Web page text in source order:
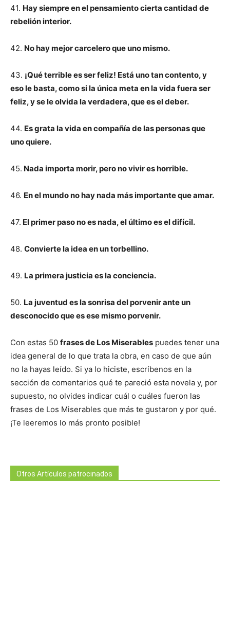
41. Hay siempre en el pensamiento cierta cantidad de
rebelión interior.
42. No hay mejor carcelero que uno mismo.
43. ¡Qué terrible es ser feliz! Está uno tan contento, y
eso le basta, como si la única meta en la vida fuera ser
feliz, y se le olvida la verdadera, que es el deber.
44. Es grata la vida en compañía de las personas que
uno quiere.
45. Nada importa morir, pero no vivir es horrible.
46. En el mundo no hay nada más importante que amar.
47. El primer paso no es nada, el último es el difícil.
48. Convierte la idea en un torbellino.
49. La primera justicia es la conciencia.
50. La juventud es la sonrisa del porvenir ante un
desconocido que es ese mismo porvenir.
Con estas 50 frases de Los Miserables puedes tener una
idea general de lo que trata la obra, en caso de que aún
no la hayas leído. Si ya lo hiciste, escríbenos en la
sección de comentarios qué te pareció esta novela y, por
supuesto, no olvides indicar cuál o cuáles fueron las
frases de Los Miserables que más te gustaron y por qué.
¡Te leeremos lo más pronto posible!
Otros Artículos patrocinados